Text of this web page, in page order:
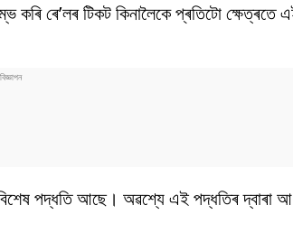
ৰে’লৰ টিকট কিনালৈকে প্ৰতিটো ক্ষেত্ৰতে
পদ্ধতি আছে। অৱশ্যে এই পদ্ধতিৰ দ্বাৰা